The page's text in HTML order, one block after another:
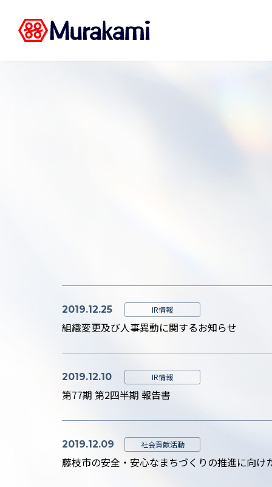
2019.12.25 IR情報
組織変更及び人事異動に関するお知らせ
2019.12.10 IR情報
第77期 第2四半期 報告書
2019.12.09 社会貢献活動
藤枝市の安全・安心なまちづくりの推進に向け